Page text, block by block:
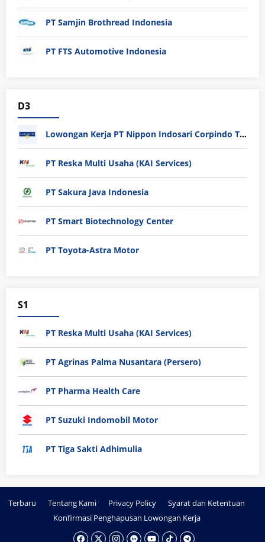
PT Samjin Brothread Indonesia
PT FTS Automotive Indonesia
D3
Lowongan Kerja PT Nippon Indosari Corpindo Tbk. Bulan Agustus 2026
PT Reska Multi Usaha (KAI Services)
PT Sakura Java Indonesia
PT Smart Biotechnology Center
PT Toyota-Astra Motor
S1
PT Reska Multi Usaha (KAI Services)
PT Agrinas Palma Nusantara (Persero)
PT Pharma Health Care
PT Suzuki Indomobil Motor
PT Tiga Sakti Adhimulia
Terbaru Tentang Kami Privacy Policy
Syarat dan Ketentuan
Konfirmasi Penghapusan Lowongan Kerja